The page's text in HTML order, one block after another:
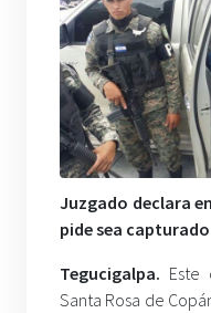
Juzgado declara
pide sea
Tegucigalpa. Este
Santa Rosa de